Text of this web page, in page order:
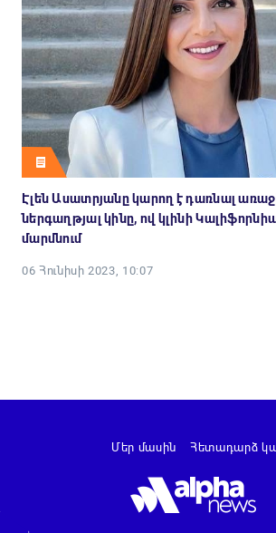
Էլեն Ասատրյանը կարող է դառնալ
ներգաղթյալ կինը, ով կլինի
մարմնում
06 Հունիսի 2023, 10:07
Մեր մասին Հետադարձ